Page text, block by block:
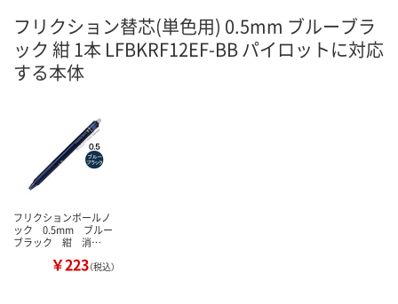
フリクション替芯(単色用) 0.5mm ブルーブラ
ック 紺 1本 LFBKRF12EF-BB パイロットに対応
する本体
フリクションボールノ
ック 0.5mm ブルー
ブラック 紺 消…
￥223（税込）